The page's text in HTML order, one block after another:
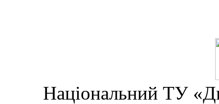
Національний ТУ